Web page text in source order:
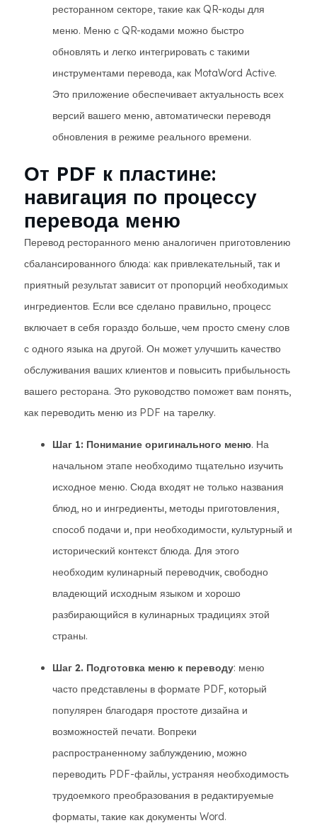
ресторанном секторе, такие как QR-коды для
меню. Меню с QR-кодами можно быстро
обновлять и легко интегрировать с такими
инструментами перевода, как MotaWord Active.
Это приложение обеспечивает актуальность всех
версий вашего меню, автоматически переводя
обновления в режиме реального времени.
От PDF к пластине:
навигация по процессу
перевода меню
Перевод ресторанного меню аналогичен приготовлению
сбалансированного блюда: как привлекательный, так и
приятный результат зависит от пропорций необходимых
ингредиентов. Если все сделано правильно, процесс
включает в себя гораздо больше, чем просто смену слов
с одного языка на другой. Он может улучшить качество
обслуживания ваших клиентов и повысить прибыльность
вашего ресторана. Это руководство поможет вам понять,
как переводить меню из PDF на тарелку.
Шаг 1: Понимание оригинального меню. На
начальном этапе необходимо тщательно изучить
исходное меню. Сюда входят не только названия
блюд, но и ингредиенты, методы приготовления,
способ подачи и, при необходимости, культурный и
исторический контекст блюда. Для этого
необходим кулинарный переводчик, свободно
владеющий исходным языком и хорошо
разбирающийся в кулинарных традициях этой
страны.
Шаг 2. Подготовка меню к переводу: меню
часто представлены в формате PDF, который
популярен благодаря простоте дизайна и
возможностей печати. Вопреки
распространенному заблуждению, можно
переводить PDF-файлы, устраняя необходимость
трудоемкого преобразования в редактируемые
форматы, такие как документы Word.